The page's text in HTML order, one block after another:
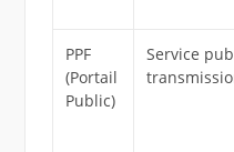
PPF
(Portail
Public)
Service